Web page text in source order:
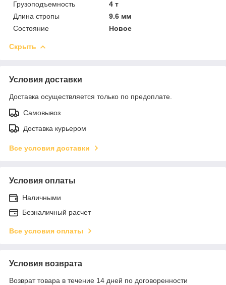
Грузоподъемность
4 т
Длина стропы
9.6 мм
Состояние
Новое
Скрыть
Условия доставки
Доставка осуществляется только по предоплате.
Самовывоз
Доставка курьером
Все условия доставки
Условия оплаты
Наличными
Безналичный расчет
Все условия оплаты
Условия возврата
Возврат товара в течение 14 дней по договоренности